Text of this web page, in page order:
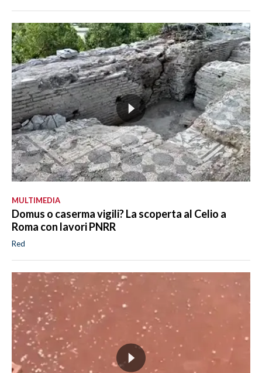
MULTIMEDIA
Domus o caserma vigili? La scoperta al Celio a
Roma con lavori PNRR
Red